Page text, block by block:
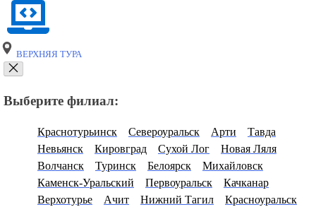
ВЕРХНЯЯ ТУРА
Выберите филиал:
Краснотурьинск Североуральск Арти
Тавда
Невьянск
Кировград Сухой Лог
Новая Ляля
Волчанск
Туринск Белоярск
Михайловск
Каменск-Уральский
Первоуральск
Качканар
Верхотурье
Ачит Нижний Тагил Красноуральск